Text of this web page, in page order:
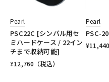
Pearl
PSC22C [シンバル用セ
ミハードケース / 22イン
チまで収納可能]
¥12,760 （税込）
Pearl
PSC-
¥11,440